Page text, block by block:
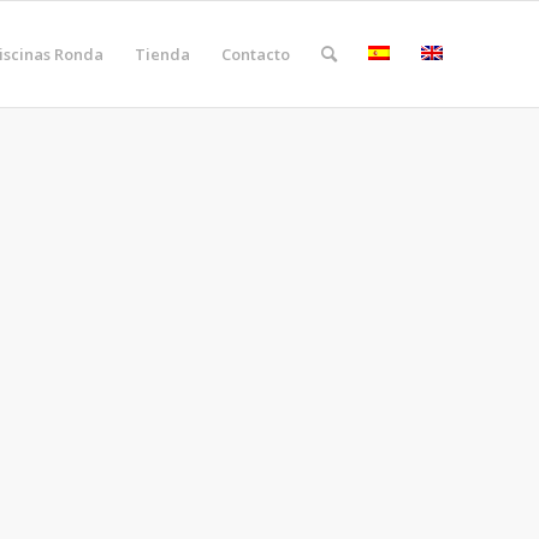
Ronda Tienda Contacto